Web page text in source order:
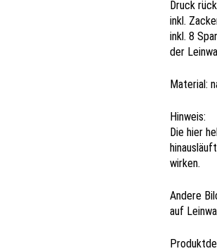
Druck
inkl.
inkl. 8
der
Material:
Hinweis:
Die hier
wirken.
Andere
auf